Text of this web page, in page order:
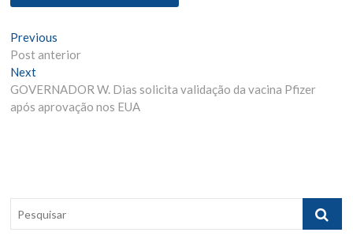
N
a
v
e
ç
ã
Previous
r
v
i
s
t
Post anterior
Next
e
x
:
GOVERNADOR W. Dias solicita validação da vacina Pfizer
após aprovação nos EUA